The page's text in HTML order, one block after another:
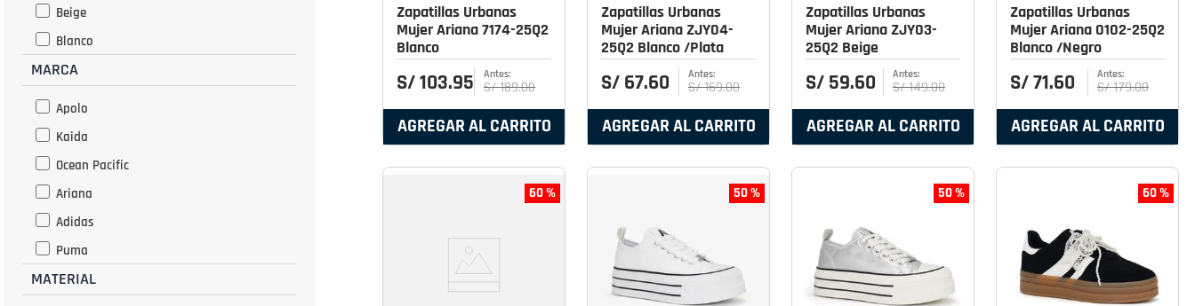
Beige
Blanco
Cafe
Marino
Marron
MARCA
Apolo
Kaida
Ocean Pacific
Ariana
Adidas
Puma
Gael
MATERIAL
Zapatillas Urbanas
Mujer Ariana 7174-25Q2
Blanco
S/103.95 S/189.00
AGREGAR AL CARRITO
Zapatillas Urbanas
Mujer Ariana ZJY04-
25Q2 Blanco /Plata
S/ 67.60 S/169.00
AGREGAR AL CARRITO
Zapatillas Urbanas
Mujer Ariana ZJY03-
25Q2 Beige
S/ 59.60 S/149.00
AGREGAR AL CARRITO
Zapatillas Urbanas
Mujer Ariana 0102-25Q2
Blanco /Negro
S/71.60 S/179.00
AGREGAR AL CARRITO
60 % 50 % 50 % 60 %